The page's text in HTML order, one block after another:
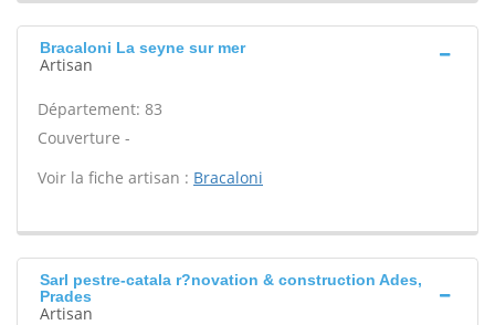
Bracaloni La seyne sur mer
Artisan
Département: 83
Couverture -
Voir la fiche artisan : Bracaloni
Sarl pestre-catala r?novation & construction Ades,
Prades
Artisan